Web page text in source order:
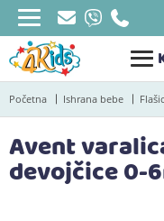
Početna Ishrana bebe
Avent
devojčice 0-